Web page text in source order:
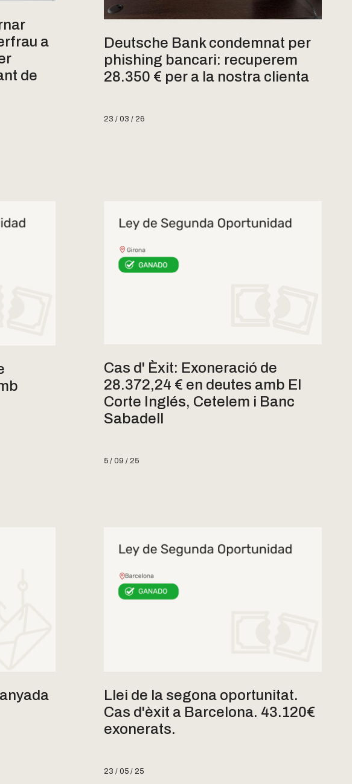
a
de
Deutsche Bank condemnat per
phishing bancari: recuperem
28.350 € per a la nostra clienta
23 / 03 / 26
Cas d' Èxit: Exoneració de
28.372,24 € en deutes amb El
Corte Inglés, Cetelem i Banc
Sabadell
5 / 09 / 25
Llei de la segona oportunitat.
Cas d'èxit a Barcelona. 43.120€
exonerats.
23 / 05 / 25